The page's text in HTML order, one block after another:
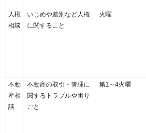
人権
相談
いじめや差別など人権
に関すること
火曜
不動
産相
談
不動産の取引・管理に
関するトラブルや困り
ごと
第1～4火曜